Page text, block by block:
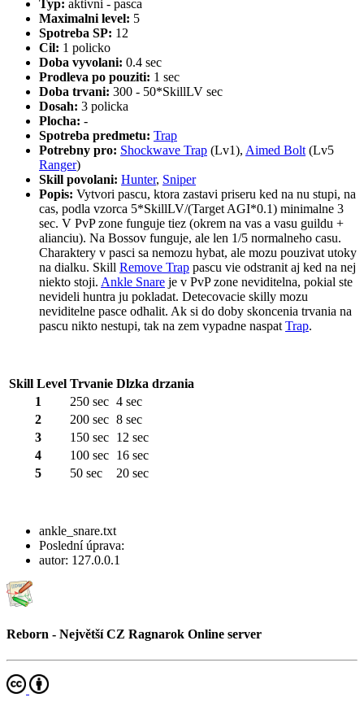
Typ: aktivni - pasca
Maximalni level: 5
Spotreba SP: 12
Cil: 1 policko
Doba vyvolani: 0.4 sec
Prodleva po pouziti: 1 sec
Doba trvani: 300 - 50*SkillLV sec
Dosah: 3 policka
Plocha: -
Spotreba predmetu: Trap
Potrebny pro: Shockwave Trap (Lv1), Aimed Bolt (Lv5
Ranger)
Skill povolani: Hunter, Sniper
Popis: Vytvori pascu, ktora zastavi priseru ked na nu stupi, na
cas, podla vzorca 5*SkillLV/(Target AGI*0.1) minimalne 3
sec. V PvP zone funguje tiez (okrem na vas a vasu guildu +
alianciu). Na Bossov funguje, ale len 1/5 normalneho casu.
Charaktery v pasci sa nemozu hybat, ale mozu pouzivat utoky
na dialku. Skill Remove Trap pascu vie odstranit aj ked na nej
niekto stoji. Ankle Snare je v PvP zone neviditelna, pokial ste
nevideli huntra ju pokladat. Detecovacie skilly mozu
neviditelne pasce odhalit. Ak si do doby skoncenia trvania na
pascu nikto nestupi, tak na zem vypadne naspat Trap.
Skill Level Trvanie Dlzka drzania
1
250 sec 4 sec
2
200 sec 8 sec
3
150 sec 12 sec
4
100 sec 16 sec
5
50 sec 20 sec
ankle_snare.txt
Poslední úprava:
autor: 127.0.0.1
Reborn - Největší CZ Ragnarok Online server